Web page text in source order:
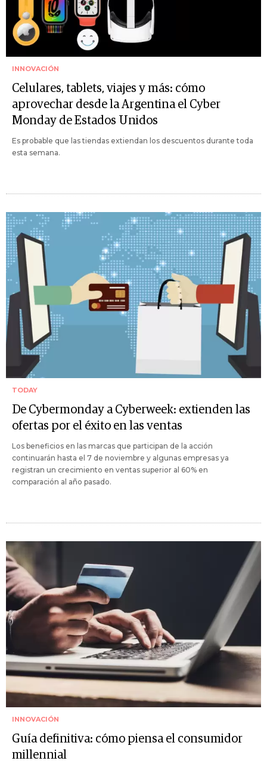
INNOVACIÓN
Celulares, tablets, viajes y más: cómo
aprovechar desde la Argentina el Cyber
Monday de Estados Unidos
Es probable que las tiendas extiendan los descuentos durante toda
esta semana.
TODAY
De Cybermonday a Cyberweek: extienden las
ofertas por el éxito en las ventas
Los beneficios en las marcas que participan de la acción
continuarán hasta el 7 de noviembre y algunas empresas ya
registran un crecimiento en ventas superior al 60% en
comparación al año pasado.
INNOVACIÓN
Guía definitiva: cómo piensa el consumidor
millennial